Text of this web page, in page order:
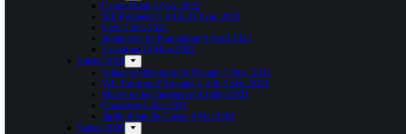
Caviar Road 6 Nov. 2022
WE Pyrénées 9, 10 & 11 Sept. 2022
Gers 5 Juin 2022
Jumenterie de Pompadour 9 Avril 2022
3 sections 20 Mars 2022
Saison 2021
Village médieval de St Macaire 7 Nov. 2021
WE Tournon d’Agenais 3, 4 & 5 Sept.2021
Musée de la Charentaise 4 Juillet 2021
Chassiron 6 Juin 2021
Jardin d’eau de Carsac 8 Mai 2021
Saison 2020